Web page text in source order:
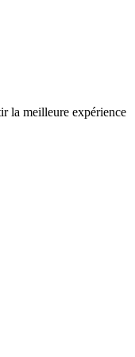
la meilleure expérience